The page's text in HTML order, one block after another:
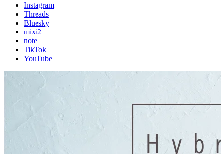
Instagram
Threads
Bluesky
mixi2
note
TikTok
YouTube